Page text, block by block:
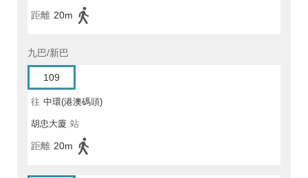
距離 20m
九巴/新巴
109
往 中環(港澳碼頭)
胡忠大廈 站
距離 20m